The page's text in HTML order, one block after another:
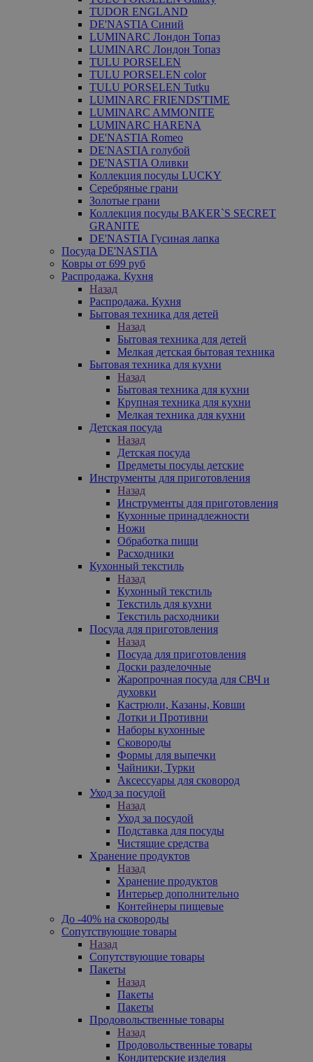
TUDOR ENGLAND
DE'NASTIA Синий
LUMINARC Лондон Топаз
LUMINARC Лондон Топаз
TULU PORSELEN
TULU PORSELEN color
TULU PORSELEN Tutku
LUMINARC FRIENDS'TIME
LUMINARC AMMONITE
LUMINARC HARENA
DE'NASTIA Romeo
DE'NASTIA голубой
DE'NASTIA Оливки
Коллекция посуды LUCKY
Серебряные грани
Золотые грани
Коллекция посуды BAKER`S SECRET
GRANITE
DE'NASTIA Гусиная лапка
Посуда DE'NASTIA
Ковры от 699 руб
Распродажа. Кухня
Назад
Распродажа. Кухня
Бытовая техника для детей
Назад
Бытовая техника для детей
Мелкая детская бытовая техника
Бытовая техника для кухни
Назад
Бытовая техника для кухни
Крупная техника для кухни
Мелкая техника для кухни
Детская посуда
Назад
Детская посуда
Предметы посуды детские
Инструменты для приготовления
Назад
Инструменты для приготовления
Кухонные принадлежности
Ножи
Обработка пищи
Расходники
Кухонный текстиль
Назад
Кухонный текстиль
Текстиль для кухни
Текстиль расходники
Посуда для приготовления
Назад
Посуда для приготовления
Доски разделочные
Жаропрочная посуда для СВЧ и
духовки
Кастрюли, Казаны, Ковши
Лотки и Противни
Наборы кухонные
Сковороды
Формы для выпечки
Чайники, Турки
Аксессуары для сковород
Уход за посудой
Назад
Уход за посудой
Подставка для посуды
Чистящие средства
Хранение продуктов
Назад
Хранение продуктов
Интерьер дополнительно
Контейнеры пищевые
До -40% на сковороды
Сопутствующие товары
Назад
Сопутствующие товары
Пакеты
Назад
Пакеты
Пакеты
Продовольственные товары
Назад
Продовольственные товары
Кондитерские изделия